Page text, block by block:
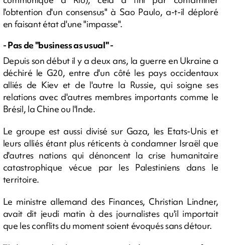
l'obtention d'un consensus" à Sao Paulo, a-t-il déploré
en faisant état d'une "impasse".
- Pas de "business as usual" -
Depuis son début il y a deux ans, la guerre en Ukraine a
déchiré le G20, entre d'un côté les pays occidentaux
alliés de Kiev et de l'autre la Russie, qui soigne ses
relations avec d'autres membres importants comme le
Brésil, la Chine ou l'Inde.
Le groupe est aussi divisé sur Gaza, les Etats-Unis et
leurs alliés étant plus réticents à condamner Israël que
d'autres nations qui dénoncent la crise humanitaire
catastrophique vécue par les Palestiniens dans le
territoire.
Le ministre allemand des Finances, Christian Lindner,
avait dit jeudi matin à des journalistes qu'il importait
que les conflits du moment soient évoqués sans détour.